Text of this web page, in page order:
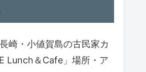
崎・小値賀島の古民家カ
Lunch＆Cafe」場所・ア